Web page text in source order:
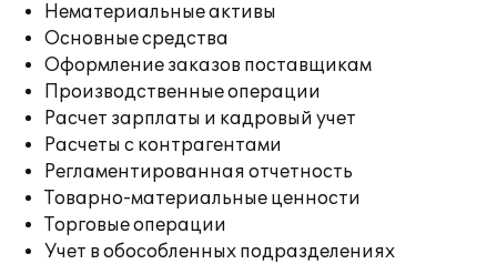
Нематериальные активы
Основные средства
Оформление заказов поставщикам
Производственные операции
Расчет зарплаты и кадровый учет
Расчеты с контрагентами
Регламентированная отчетность
Товарно-материальные ценности
Торговые операции
Учет в обособленных подразделениях